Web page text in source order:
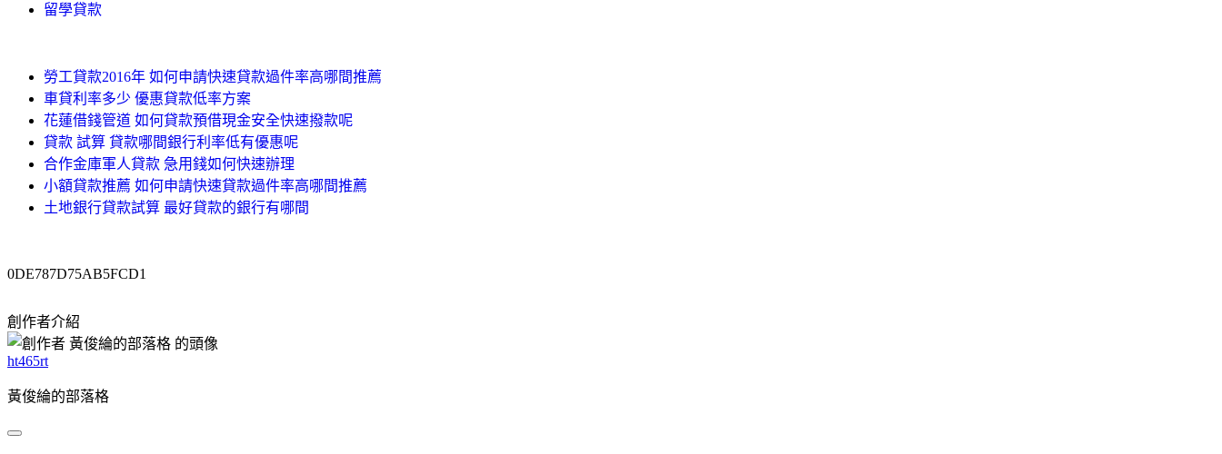
留學貸款
勞工貸款2016年 如何申請快速貸款過件率高哪間推薦
車貸利率多少 優惠貸款低率方案
花蓮借錢管道 如何貸款預借現金安全快速撥款呢
貸款 試算 貸款哪間銀行利率低有優惠呢
合作金庫軍人貸款 急用錢如何快速辦理
小額貸款推薦 如何申請快速貸款過件率高哪間推薦
土地銀行貸款試算 最好貸款的銀行有哪間
0DE787D75AB5FCD1
創作者介紹
ht465rt
黃俊綸的部落格